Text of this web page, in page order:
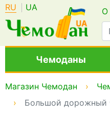
RU UA О
Чемоданы
Магазин Чемодан
Большой дорожный